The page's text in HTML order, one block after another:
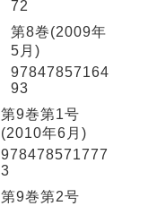
72
第8巻(2009年
5月)
97847857164
93
第9巻第1号
(2010年6月)
978478571777
3
第9巻第2号